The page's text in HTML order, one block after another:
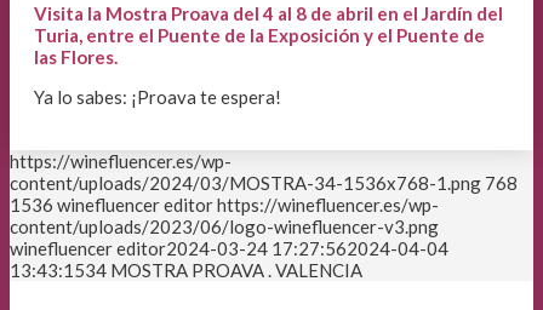
Visita la Mostra Proava del 4 al 8 de abril en el Jardín del
Turia, entre el Puente de la Exposición y el Puente de
las Flores.
Ya lo sabes: ¡Proava te espera!
https://winefluencer.es/wp-
content/uploads/2024/03/MOSTRA-34-1536x768-1.png 768
1536 winefluencer editorhttps://winefluencer.es/wp-
content/uploads/2023/06/logo-winefluencer-v3.png
winefluencer editor2024-03-24 17:27:562024-04-04
13:43:1534 MOSTRA PROAVA . VALENCIA